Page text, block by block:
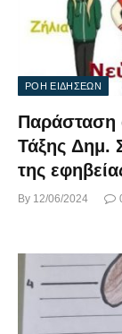
ΡΟΗ ΕΙΔΗΣΕΩΝ
Παράσταση
Τάξης Δημ.
της
By 12/06/2024